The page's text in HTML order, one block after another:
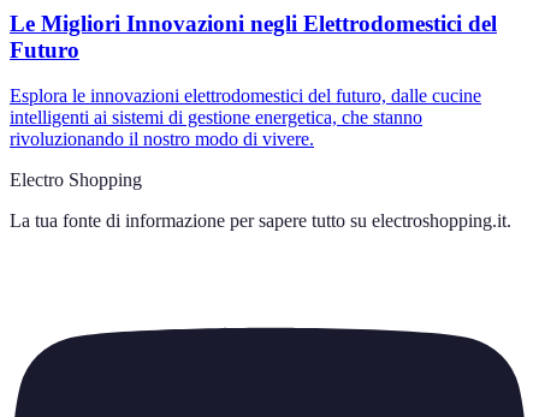
Le Migliori Innovazioni negli Elettrodomestici del
Futuro
Esplora le innovazioni elettrodomestici del futuro, dalle cucine
intelligenti ai sistemi di gestione energetica, che stanno
rivoluzionando il nostro modo di vivere.
Electro Shopping
La tua fonte di informazione per sapere tutto su electroshopping.it.